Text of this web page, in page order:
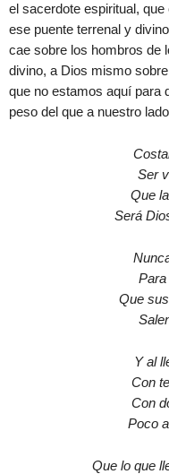
el sacerdote espiritual,
ese puente terrenal y
cae sobre los hombros de
divino, a Dios mismo
que no estamos aquí para
peso del que a nuestro
Ser
Que
Será
Que
Y al
Con
Con
Poco
Que lo que